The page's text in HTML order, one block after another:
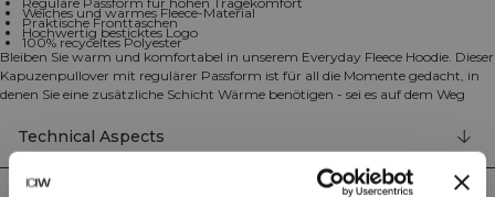
Weiches und warmes Fleece-Material
Praktische Fronttaschen
Hochwertig besticktes Logo
100% recyceltes Polyester
Bleiben Sie warm und komfortabel in unserem Everyday Fleece Hoodie. Dieser
Kapuzenpullover mit regulärer Passform ist für all die Momente gedacht, in
denen Sie eine zusätzliche Schicht Wärme benötigen - sei es auf dem Weg
bietet hervorragende Isolation bei gleichzeitiger Atmungsaktivität, und die
praktischen Taschen halten Ihre wichtigsten Dinge griffbereit. Mit unserem
charakteristischen gestickten Logo und in vielseitigen Farben, die zu Ihrem Stil
passen. 100% Recyceltes Polyester.
Technical Aspects